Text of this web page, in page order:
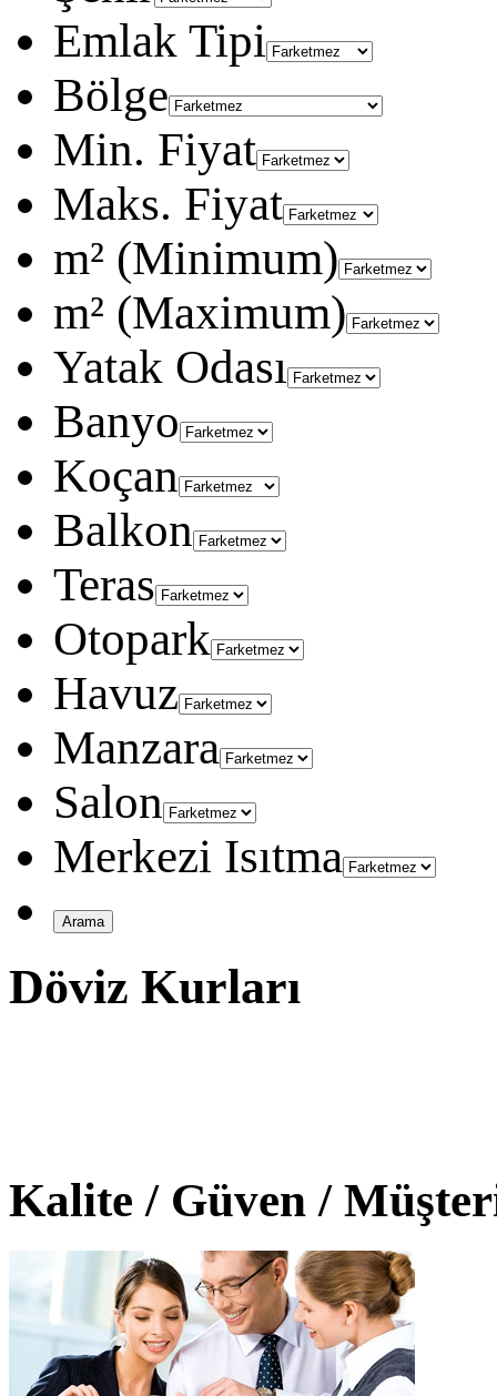
Emlak Tipi
Bölge
Min. Fiyat
Maks. Fiyat
m² (Minimum)
m² (Maximum)
Yatak Odası
Banyo
Koçan
Balkon
Teras
Otopark
Havuz
Manzara
Salon
Merkezi Isıtma
Döviz Kurları
Kalite / Güven /